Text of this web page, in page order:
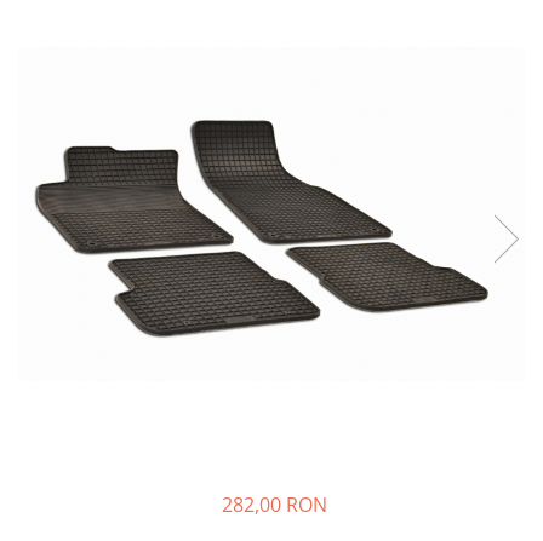
Buton Frana
Buton Clapeta Rezervor
Buton Portbagaj
Alte Butoane/Comutatoare
Butoane Semnalizare
Schimbatoare Viteze
282,00 RON